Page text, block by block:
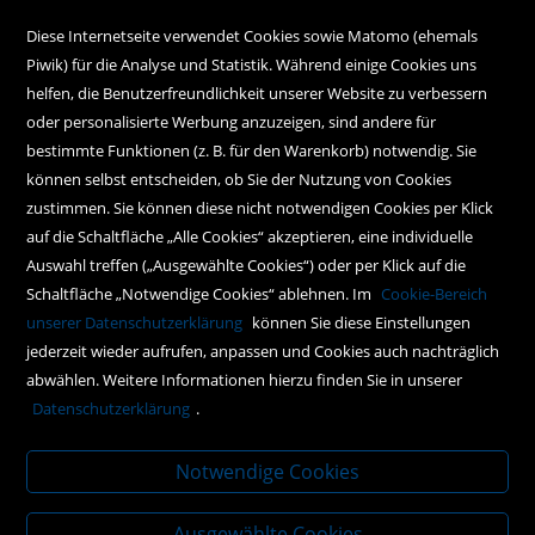
Kundenservice
Hilfe
Kontakt
Social Media
Policy
AGBs
Impressum
Datenschutz
Diese Internetseite verwendet Cookies sowie Matomo (ehemals
Piwik) für die Analyse und Statistik. Während einige Cookies uns
helfen, die Benutzerfreundlichkeit unserer Website zu verbessern
oder personalisierte Werbung anzuzeigen, sind andere für
bestimmte Funktionen (z. B. für den Warenkorb) notwendig. Sie
können selbst entscheiden, ob Sie der Nutzung von Cookies
zustimmen. Sie können diese nicht notwendigen Cookies per Klick
auf die Schaltfläche „Alle Cookies“ akzeptieren, eine individuelle
Auswahl treffen („Ausgewählte Cookies“) oder per Klick auf die
Schaltfläche „Notwendige Cookies“ ablehnen. Im Cookie-Bereich
unserer Datenschutzerklärung können Sie diese Einstellungen
jederzeit wieder aufrufen, anpassen und Cookies auch nachträglich
abwählen. Weitere Informationen hierzu finden Sie in unserer
Datenschutzerklärung .
Notwendige Cookies